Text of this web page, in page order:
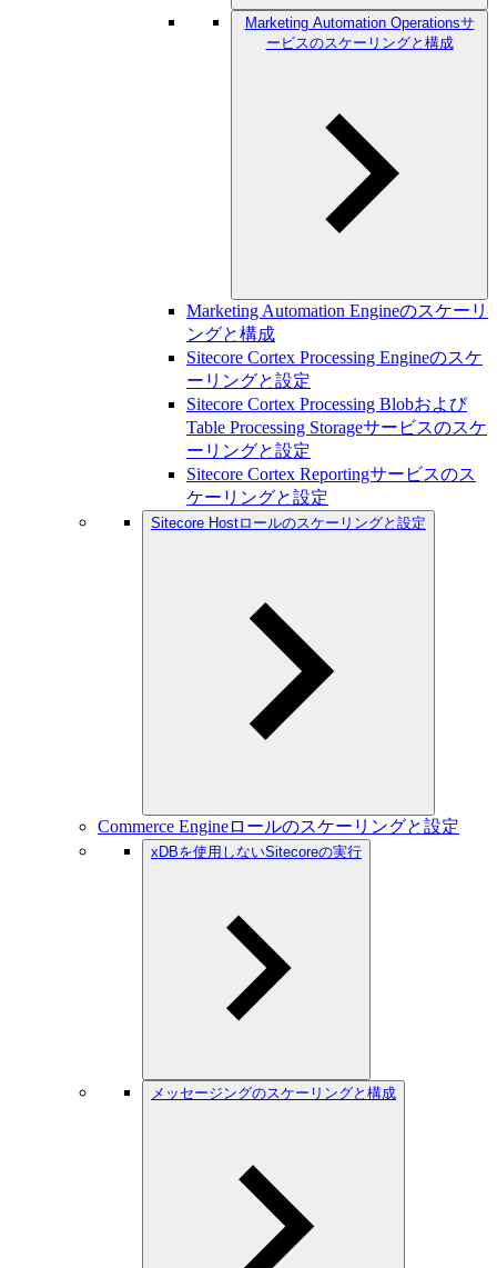
Marketing Automation Operationsサ
ービスのスケーリングと構成
Marketing Automation Engineのスケーリ
ングと構成
Sitecore Cortex Processing Engineのスケ
ーリングと設定
Sitecore Cortex Processing Blobおよび
Table Processing Storageサービスのスケ
ーリングと設定
Sitecore Cortex Reportingサービスのス
ケーリングと設定
Sitecore Hostロールのスケーリングと設定
Commerce Engineロールのスケーリングと設定
xDBを使用しないSitecoreの実行
メッセージングのスケーリングと構成